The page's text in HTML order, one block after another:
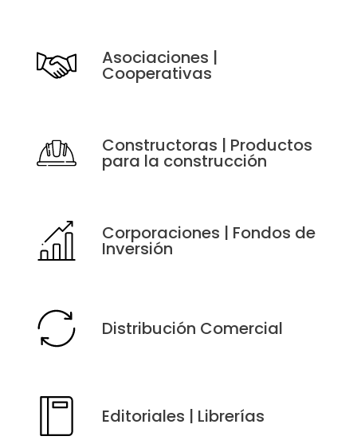
Asociaciones |
Cooperativas
Constructoras | Productos
para la construcción
Corporaciones | Fondos de
Inversión
Distribución Comercial
Editoriales | Librerías